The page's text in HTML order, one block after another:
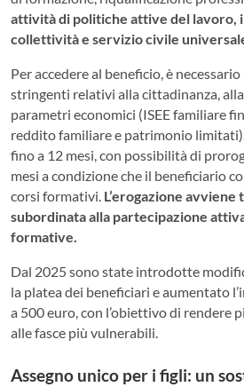
attività di politiche attive del lavoro,
collettività e servizio civile
Per accedere al beneficio, è
stringenti relativi alla cittadinanza,
parametri economici (ISEE familiare
reddito familiare e patrimonio
fino a 12 mesi, con possibilità di
mesi a condizione che il beneficiario
corsi formativi. L’erogazione
subordinata alla partecipazione
formative.
Dal 2025 sono state introdotte
la platea dei beneficiari e aumentato
a 500 euro, con l’obiettivo di rendere
alle fasce più vulnerabili.
Assegno unico per i figli: un